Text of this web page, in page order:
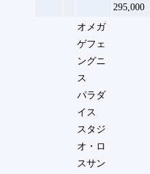
295,000
オメガ
ゲフェ
ングニ
ス
パラダ
イス
スタジ
オ・ロ
スサン